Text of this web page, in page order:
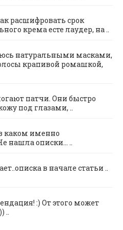
расшифровать срок
крема есте лаудер, на ..
натуральными масками,
крапивой ромашкой,
патчи. Они быстро
под глазами, ..
каком именно
нашла описки... ..
в начале статьи ..
:) От этого может
..